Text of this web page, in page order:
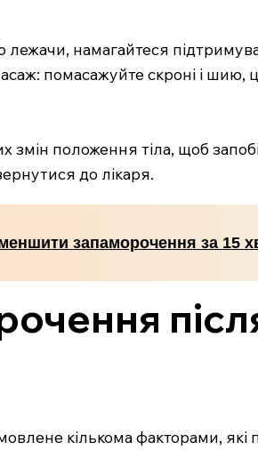
намагайтеся
помасажуйте скроні і шию,
змін положення тіла, щоб
до лікаря.
запаморочення за 15
кількома факторами, які